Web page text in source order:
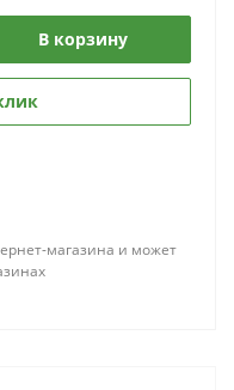
В корзину
магазина и может